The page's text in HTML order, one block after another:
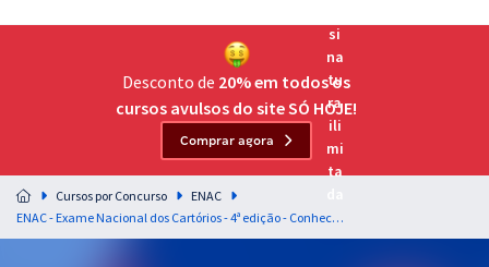
Assinatura OAB Até Passar
Acesso ilimitado a toda preparação para o Exame da
Residências Multiprofissionais
Preparação completa e intensiva para as principais
residências em saúde do Brasil
Desconto de 20% em todos os
cursos avulsos do site SÓ HOJE!
Comprar agora
Cursos por Concurso
ENAC
ENAC - Exame Nacional dos Cartórios - 4ª edição - Conhecimentos Gerais - Prof. Rebecca Guimarães(Pré-Edital)